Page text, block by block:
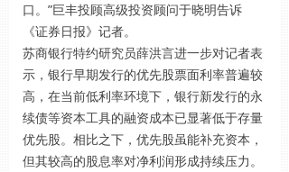
口。”巨丰投顾高级投资顾问于晓明告诉
《证券日报》记者。
苏商银行特约研究员薛洪言进一步对记者表
示，银行早期发行的优先股票面利率普遍较
高，在当前低利率环境下，银行新发行的永
续债等资本工具的融资成本已显著低于存量
优先股。相比之下，优先股虽能补充资本，
但其较高的股息率对净利润形成持续压力。